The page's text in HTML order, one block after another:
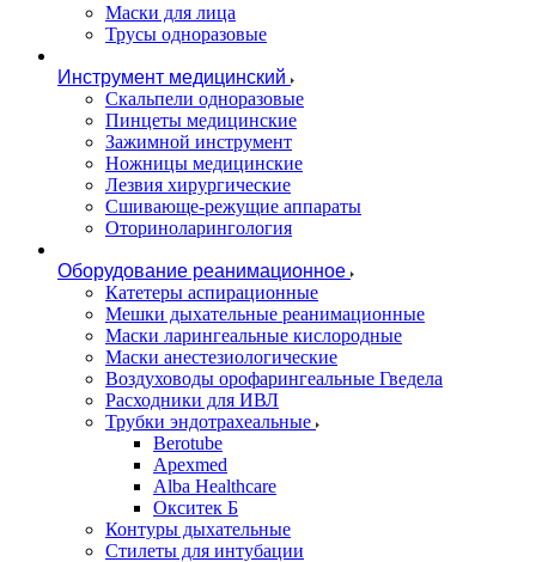
Маски для лица
Трусы одноразовые
Инструмент медицинский
Скальпели одноразовые
Пинцеты медицинские
Зажимной инструмент
Ножницы медицинские
Лезвия хирургические
Сшивающе-режущие аппараты
Оториноларингология
Оборудование реанимационное
Катетеры аспирационные
Мешки дыхательные реанимационные
Маски ларингеальные кислородные
Маски анестезиологические
Воздуховоды орофарингеальные Гведела
Расходники для ИВЛ
Трубки эндотрахеальные
Berotube
Apexmed
Alba Healthcare
Окситек Б
Контуры дыхательные
Стилеты для интубации